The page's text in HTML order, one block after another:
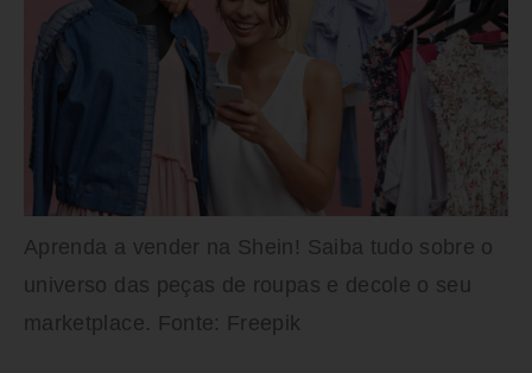
Aprenda a vender na Shein! Saiba tudo sobre o
universo das peças de roupas e decole o seu
marketplace. Fonte: Freepik